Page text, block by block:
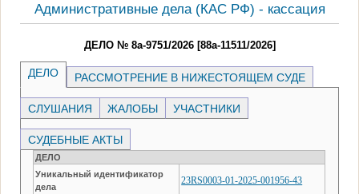
Административные дела (КАC РФ) - кассация
ДЕЛО № 8а-9751/2026 [88а-11511/2026]
ДЕЛО РАССМОТРЕНИЕ В НИЖЕСТОЯЩЕМ СУДЕ
СЛУШАНИЯ ЖАЛОБЫ УЧАСТНИКИ
СУДЕБНЫЕ АКТЫ
ДЕЛО
Уникальный идентификатор
дела
23RS0003-01-2025-001956-43